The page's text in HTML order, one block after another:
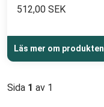
512,00 SEK
Läs mer om produkten
Sida 1 av 1